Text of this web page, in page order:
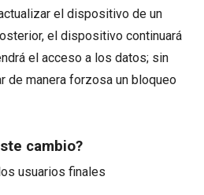
el dispositivo de un
el dispositivo continuará
el acceso a los datos; sin
de manera forzosa un bloqueo
cambio?
usuarios finales